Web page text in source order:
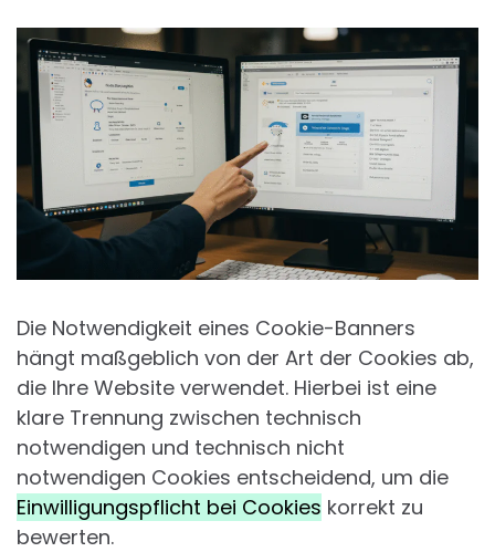
Die Notwendigkeit eines Cookie-Banners
hängt maßgeblich von der Art der Cookies ab,
die Ihre Website verwendet. Hierbei ist eine
klare Trennung zwischen technisch
notwendigen und technisch nicht
notwendigen Cookies entscheidend, um die
Einwilligungspflicht bei Cookies korrekt zu
bewerten.